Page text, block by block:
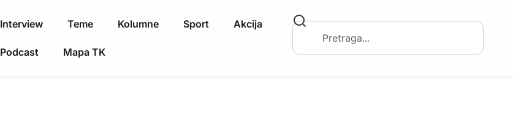
Interview Teme Kolumne Sport Akcija
Podcast Mapa TK